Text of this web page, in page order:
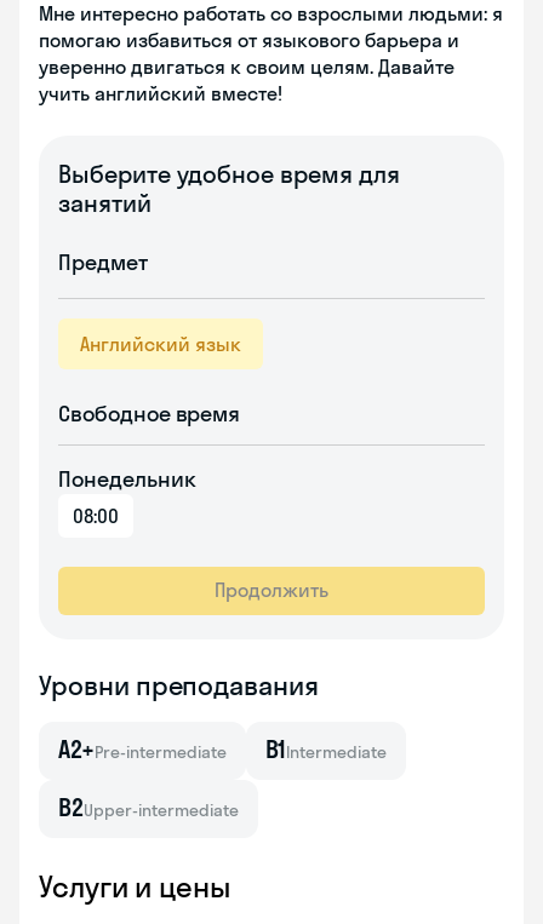
Мне интересно работать со взрослыми людьми: я
помогаю избавиться от языкового барьера и
уверенно двигаться к своим целям. Давайте
учить английский вместе!
Выберите удобное время для
занятий
Предмет
Английский язык
Свободное время
Понедельник
08:00
Продолжить
Уровни преподавания
A2+Pre-intermediate B1Intermediate
B2Upper-intermediate
Услуги и цены